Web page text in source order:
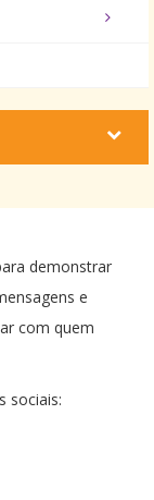
demonstrar
e
com quem
sociais: